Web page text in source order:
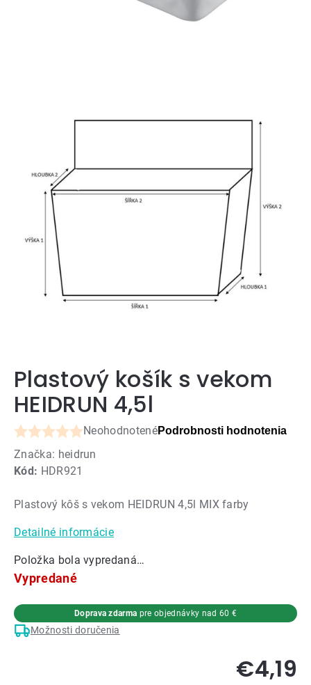
Plastový košík s vekom
HEIDRUN 4,5l
Kód: HDR921
Priemerné
hodnotenie
produktu
0,0
5
hviezdičiek.
NeohodnotenéPodrobnosti hodnotenia
Značka: heidrun
Položka bola vypredaná…
Plastový kôš s vekom HEIDRUN 4,5l MIX farby
Detailné informácie
Vypredané
Možnosti doručenia
Doprava zdarma pre objednávky nad 60 €
€4,19